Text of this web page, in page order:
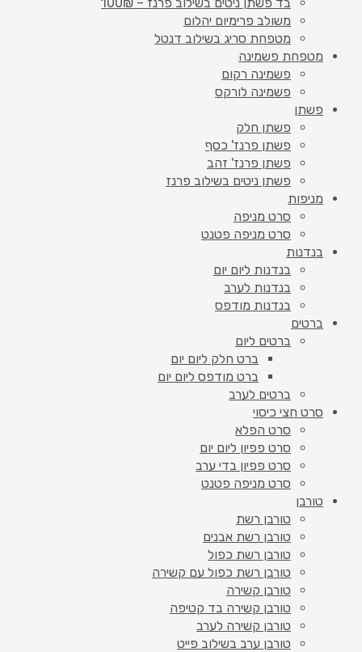
משולב פרימיום יהלום
מטפחת סריג בשילוב דנטל
מטפחת פשמינה
פשמינה רקום
פשמינה לורקס
פשתן
פשתן חלק
פשתן פרנז' כסף
פשתן פרנז' זהב
פשתן ניטים בשילוב פרנז
מניפות
סרט מניפה
סרט מניפה פטנט
בנדנות
בנדנות ליום יום
בנדנות לערב
בנדנות מודפס
ברטים
ברטים ליום
ברט חלק ליום יום
ברט מודפס ליום יום
ברטים לערב
סרט חצי כיסוי
סרט הפלא
סרט פפיון ליום יום
סרט פפיון בדי ערב
סרט מניפה פטנט
טורבן
טורבן רשת
טורבן רשת אבנים
טורבן רשת כפול
טורבן רשת כפול עם קשירה
טורבן קשירה
טורבן קשירה בד קטיפה
טורבן קשירה לערב
טורבן ערב בשילוב פייט